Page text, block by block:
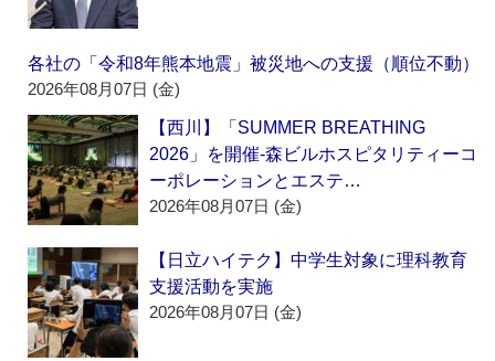
各社の「令和8年熊本地震」被災地への支援（順位不動）
2026年08月07日 (金)
【西川】「SUMMER BREATHING
2026」を開催‐森ビルホスピタリティーコ
ーポレーションとエステ…
2026年08月07日 (金)
【日立ハイテク】中学生対象に理科教育
支援活動を実施
2026年08月07日 (金)